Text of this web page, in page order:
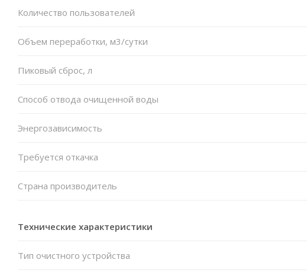
Количество пользователей
Объем переработки, м3/сутки
Пиковый сброс, л
Способ отвода очищенной воды
Энергозависимость
Требуется откачка
Страна производитель
Технические характеристики
Тип очистного устройства